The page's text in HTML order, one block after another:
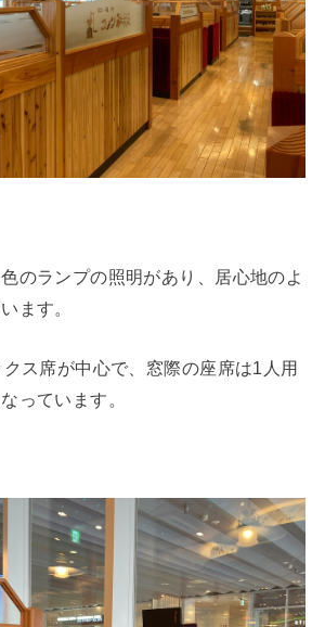
のランプの照明があり、居心地のよ
ます。
ス席が中心で、窓際の座席は1人用
っています。